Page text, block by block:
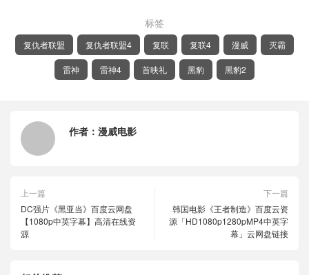
标签
复仇者联盟 复仇者联盟4 复联 复联4 漫威 灭霸
雷神 雷神4 首映礼 黑豹 黑豹2
作者： 漫威电影
上一篇
DC强片《黑亚当》百度云网盘
【1080p中英字幕】高清在线资
源
下一篇
韩国电影《王者制造》百度云资
源「HD1080p1280pMP4中英字
幕」云网盘链接